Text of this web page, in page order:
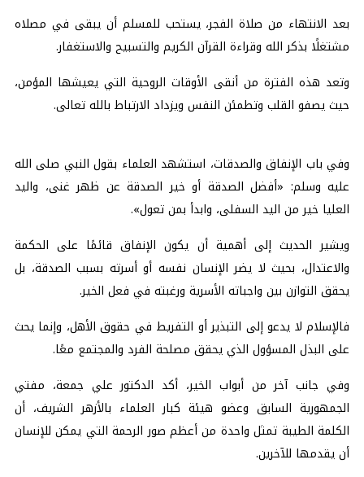
بعد الانتهاء من صلاة الفجر، يستحب للمسلم أن يبقى في مصلاه
مشتغلًا بذكر الله وقراءة القرآن الكريم والتسبيح والاستغفار.
وتعد هذه الفترة من أنقى الأوقات الروحية التي يعيشها المؤمن،
حيث يصفو القلب وتطمئن النفس ويزداد الارتباط بالله تعالى.
وفي باب الإنفاق والصدقات، استشهد العلماء بقول النبي صلى الله
عليه وسلم: «أفضل الصدقة أو خير الصدقة عن ظهر غنى، واليد
العليا خير من اليد السفلى، وابدأ بمن تعول».
ويشير الحديث إلى أهمية أن يكون الإنفاق قائمًا على الحكمة
والاعتدال، بحيث لا يضر الإنسان نفسه أو أسرته بسبب الصدقة، بل
يحقق التوازن بين واجباته الأسرية ورغبته في فعل الخير.
فالإسلام لا يدعو إلى التبذير أو التفريط في حقوق الأهل، وإنما يحث
على البذل المسؤول الذي يحقق مصلحة الفرد والمجتمع معًا.
وفي جانب آخر من أبواب الخير، أكد الدكتور علي جمعة، مفتي
الجمهورية السابق وعضو هيئة كبار العلماء بالأزهر الشريف، أن
الكلمة الطيبة تمثل واحدة من أعظم صور الرحمة التي يمكن للإنسان
أن يقدمها للآخرين.